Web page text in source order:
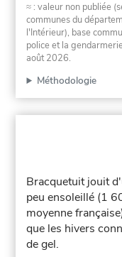
≈ : valeur non publiée
communes du
l'Intérieur), base
police et la
août 2026.
Méthodologie
Bracquetuit jouit
peu ensoleillé (1
moyenne
que les hivers
de gel.